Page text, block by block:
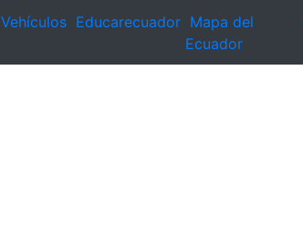
Vehículos Educarecuador Mapa del
Ecuador